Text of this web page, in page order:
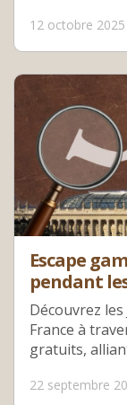
12 octobre 2025
Escape
pendant
Découvrez
France à
gratuits,
22 septembre